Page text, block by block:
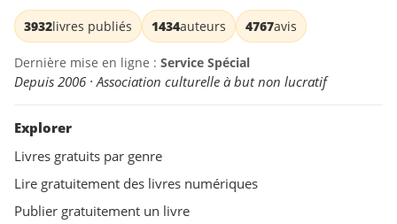
3932livres publiés 1434auteurs 4767avis
Dernière mise en ligne : Service Spécial
Depuis 2006 · Association culturelle à but non lucratif
Explorer
Livres gratuits par genre
Lire gratuitement des livres numériques
Publier gratuitement un livre